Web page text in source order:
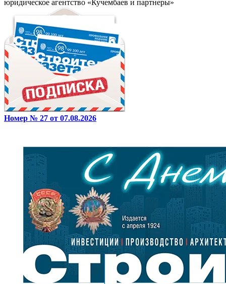
юридическое агентство «Кучембаев и партнеры»
Номер № 27 от 07.08.2026